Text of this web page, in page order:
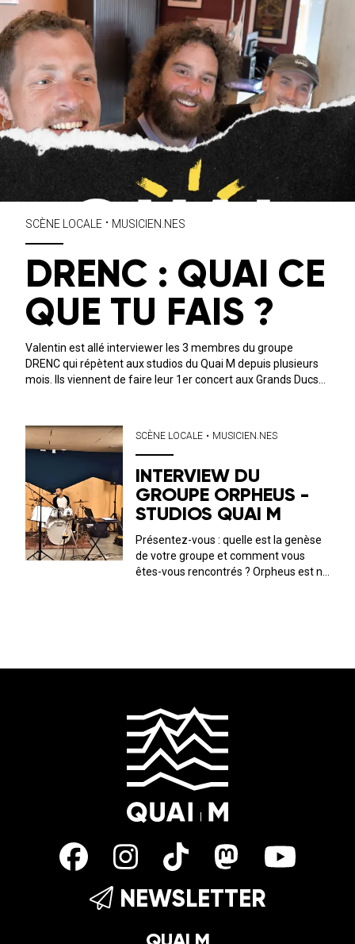
SCÈNE LOCALE • MUSICIEN.NES
DRENC : QUAI CE
QUE TU FAIS ?
Valentin est allé interviewer les 3 membres du groupe
DRENC qui répètent aux studios du Quai M depuis plusieurs
mois. Ils viennent de faire leur 1er concert aux Grands Ducs
SCÈNE LOCALE • MUSICIEN.NES
INTERVIEW DU
GROUPE ORPHEUS -
STUDIOS QUAI M
Présentez-vous : quelle est la genèse
de votre groupe et comment vous
êtes-vous rencontrés ? Orpheus est né
NEWSLETTER
QUAI M